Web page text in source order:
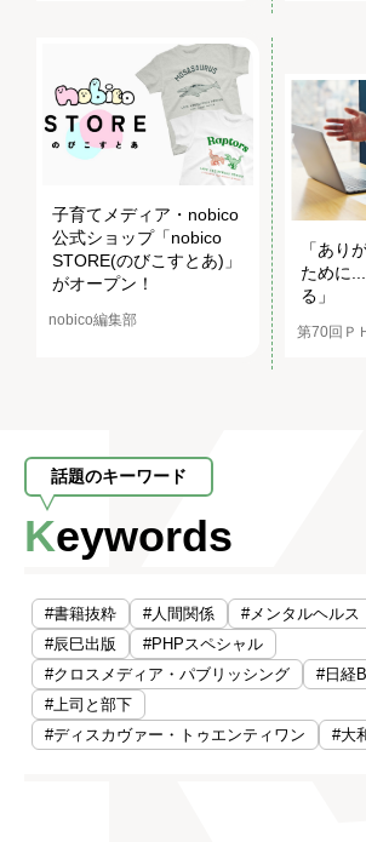
子育てメディア・nobico
公式ショップ「nobico
STORE(のびこすとあ)」
がオープン！
nobico編集部
「あり
ために
る」
第70回Ｐ
話題のキーワード
Keywords
#書籍抜粋 #人間関係
#メンタルヘルス
#辰巳出版
#PHPスペシャル
#クロスメディア・パブリッシング
#日経
#上司と部下
#ディスカヴァー・トゥエンティワン
#大